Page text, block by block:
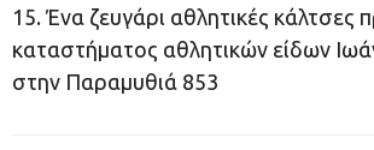
15. Ένα ζευγάρι αθλητικές
καταστήματος αθλητικών είδων
στην Παραμυθιά 853